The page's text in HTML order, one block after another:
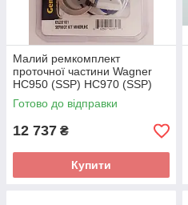
Малий ремкомплект
проточної частини Wagner
HС950 (SSP) НС970 (SSP)
(HC-940/960)
Готово до відправки
12 737 ₴
Купити